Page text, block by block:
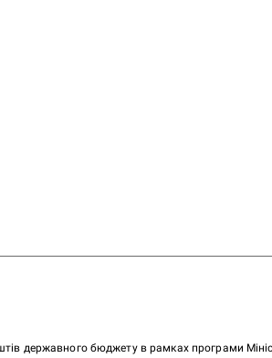
державного бюджету в рамках програми